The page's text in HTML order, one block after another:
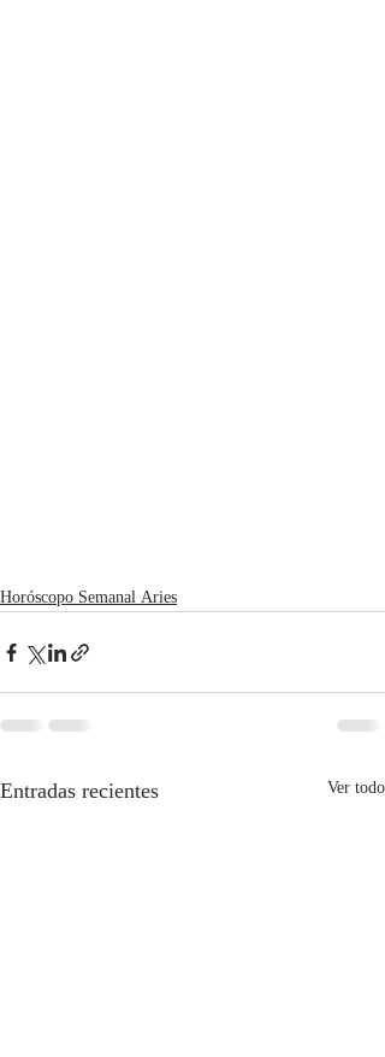
Horóscopo Semanal Aries
Entradas recientes Ver todo